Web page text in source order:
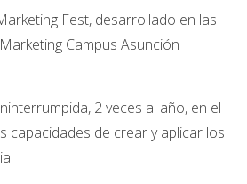
Fest, desarrollado en las
Campus Asunción
2 veces al año, en el
capacidades de crear y aplicar los